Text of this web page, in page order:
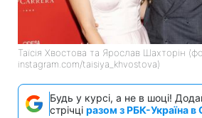
Таїсія Хвостова та Ярослав Шахторін
instagram.com/taisiya_khvostova)
Будь у курсі, а не в шоці!
стрічці разом з РБК-Україна в